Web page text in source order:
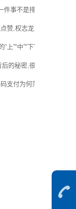
件事不是排. 便,也不是
赞,权志龙宠她上天!
”“中”“下”
的秘密,很多人不知道
支付为何落后中国